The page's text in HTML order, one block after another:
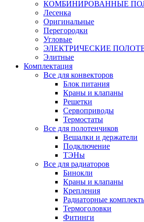
КОМБИНИРОВАННЫЕ
Лесенка
Оригинальные
Перегородки
Угловые
ЭЛЕКТРИЧЕСКИЕ
Элитные
Комплектация
Все для конвекторов
Блок питания
Краны и клапаны
Решетки
Сервоприводы
Термостаты
Все для полотенчиков
Вешалки и держатели
Подключение
ТЭНы
Все для радиаторов
Бинокли
Краны и клапаны
Крепления
Радиаторные
Термоголовки
Фитинги